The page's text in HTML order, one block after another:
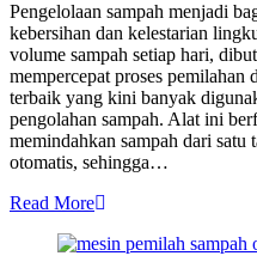
Pengelolaan sampah menjadi
kebersihan dan kelestarian
volume sampah setiap hari,
mempercepat proses pemilahan
terbaik yang kini banyak
pengolahan sampah. Alat ini
memindahkan sampah dari satu
otomatis, sehingga…
Read More